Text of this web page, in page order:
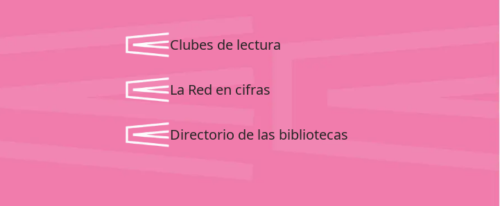
Clubes de lectura
La Red en cifras
Directorio de las bibliotecas